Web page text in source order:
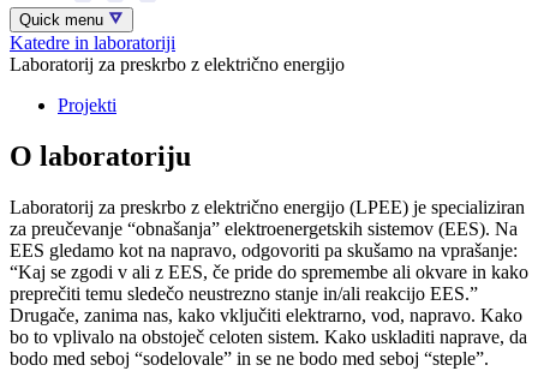
Quick menu
Katedre in laboratoriji
Laboratorij za preskrbo z električno energijo
Projekti
O laboratoriju
Laboratorij za preskrbo z električno energijo (LPEE) je specializiran
za preučevanje “obnašanja” elektroenergetskih sistemov (EES). Na
EES gledamo kot na napravo, odgovoriti pa skušamo na vprašanje:
“Kaj se zgodi v ali z EES, če pride do spremembe ali okvare in kako
preprečiti temu sledečo neustrezno stanje in/ali reakcijo EES.”
Drugače, zanima nas, kako vključiti elektrarno, vod, napravo. Kako
bo to vplivalo na obstoječ celoten sistem. Kako uskladiti naprave, da
bodo med seboj “sodelovale” in se ne bodo med seboj “steple”.